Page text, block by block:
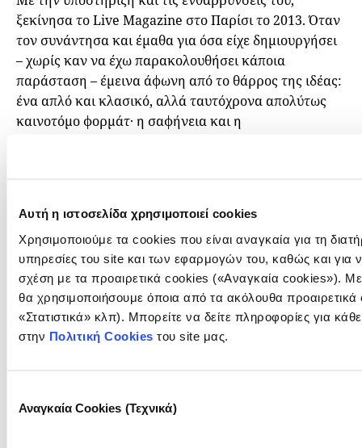
Αυτή η ιστοσελίδα χρησιμοποιεί cookies
Χρησιμοποιούμε τα cookies που είναι αναγκαία για τη
υπηρεσίες του site και των εφαρμογών του, καθώς και για
σχέση με τα προαιρετικά cookies («Αναγκαία cookies»).
θα χρησιμοποιήσουμε όποια από τα ακόλουθα προαιρετικά
«Στατιστικά» κλπ). Μπορείτε να δείτε πληροφορίες για
στην Πολιτική Cookies του site μας.
συγκατάθεσης
Αναγκαία Cookies (Τεχνικά)
ξεκίνησα το Live Magazine στο Παρίσι το 2013. Όταν
τον συνάντησα και έμαθα για όσα είχε δημιουργήσει
– χωρίς καν να έχω παρακολουθήσει κάποια
παράσταση – έμεινα άφωνη από το θάρρος της ιδέας:
ένα απλό και κλασικό, αλλά ταυτόχρονα απολύτως
καινοτόμο φορμάτ· η σαφήνεια και η
εμπειρία».
«Ως υπεύθυνοι προγραμμάτων,
επιμελητές, “script doctors” και καλλιτεχνικοί
διευθυντές, δεν θεωρούμε αυτό που κάνουμε ως
προφορική τέχνη. Δεν έχει να κάνει με το να
είσαι ευφράδης ή “καλός ομιλητής”. Ψάχνουμε
παρουσιάζουμε ζωντανή μουσική, επεξεργαζόμαστε